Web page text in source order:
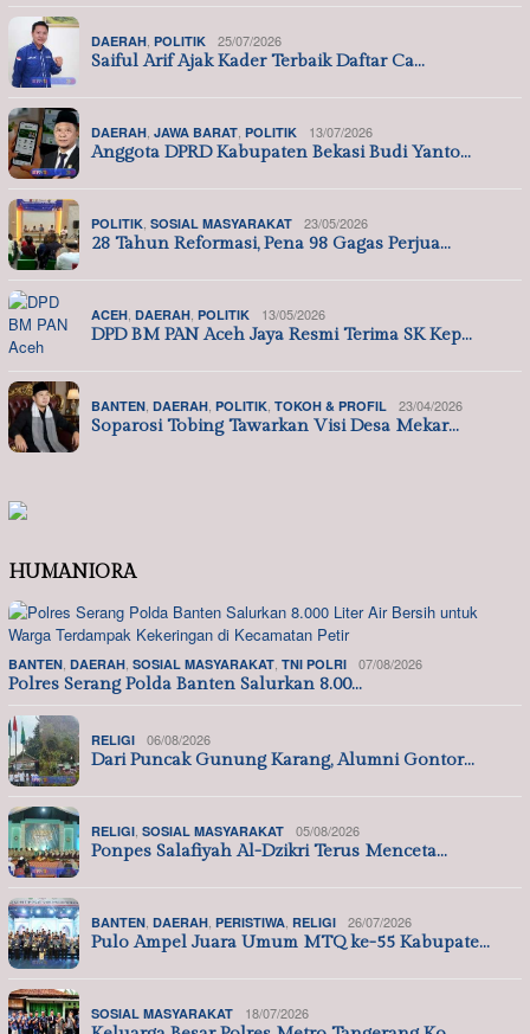
DAERAH, POLITIK 25/07/2026
Saiful Arif Ajak Kader Terbaik Daftar Ca…
DAERAH, JAWA BARAT, POLITIK 13/07/2026
Anggota DPRD Kabupaten Bekasi Budi Yanto…
POLITIK, SOSIAL MASYARAKAT 23/05/2026
28 Tahun Reformasi, Pena 98 Gagas Perjua…
ACEH, DAERAH, POLITIK 13/05/2026
DPD BM PAN Aceh Jaya Resmi Terima SK Kep…
BANTEN, DAERAH, POLITIK, TOKOH & PROFIL 23/04/2026
Soparosi Tobing Tawarkan Visi Desa Mekar…
HUMANIORA
BANTEN DAERAH SOSIAL MASYARAKAT TNI POLRI 07/08/2026
Polres Serang Polda Banten Salurkan 8.00…
RELIGI 06/08/2026
Dari Puncak Gunung Karang, Alumni Gontor…
RELIGI SOSIAL MASYARAKAT 05/08/2026
Ponpes Salafiyah Al-Dzikri Terus Menceta…
BANTEN DAERAH PERISTIWA RELIGI 26/07/2026
Pulo Ampel Juara Umum MTQ ke-55 Kabupate…
SOSIAL MASYARAKAT 18/07/2026